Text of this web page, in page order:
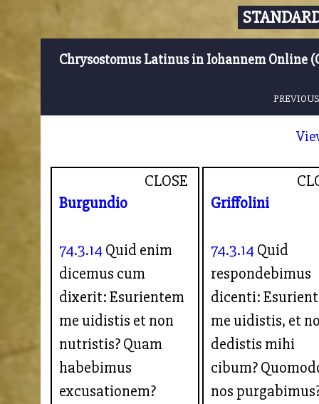
Chrysostomus Latinus in Iohannem Online
CLOSE
Burgundio
74.3.14 Quid enim
dicemus cum
dixerit: Esurientem
me uidistis et non
nutristis? Quam
habebimus
excusationem?
Griffolini
74.3.14 Quid
respondebimus
dicenti:
me uidistis, et
dedistis mihi
cibum?
nos